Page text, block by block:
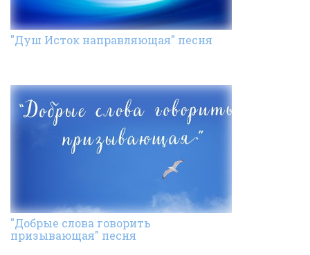
"Душ Исток направляющая" песня
"Добрые слова говорить
призывающая" песня